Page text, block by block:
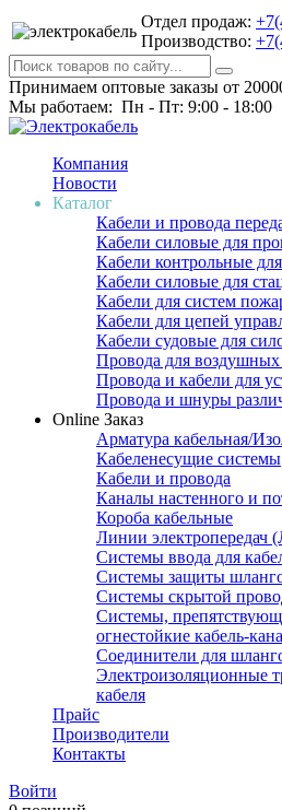
Отдел продаж:
Производство:
Принимаем оптовые заказы от
Мы работаем: Пн - Пт: 9:00 - 18:00
Компания
Новости
Каталог
Кабели и провода
Кабели силовые для
Кабели контрольные
Кабели силовые для
Кабели для систем
Кабели для цепей
Кабели судовые для
Провода для воздушных
Провода и кабели для
Провода и шнуры
Online Заказ
Арматура кабельная/
Кабеленесущие системы
Кабели и провода
Каналы настенного и
Короба кабельные
Линии электропередач
Системы ввода для
Системы защиты
Системы скрытой
Системы,
огнестойкие кабель-
Соединители для
Электроизоляционные
кабеля
Прайс
Производители
Контакты
Войти